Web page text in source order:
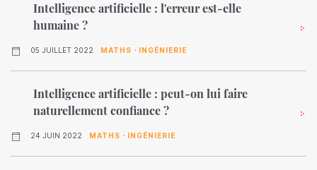
Intelligence artificielle : l'erreur est-elle
humaine ?
05 JUILLET 2022 MATHS・INGÉNIERIE
Intelligence artificielle : peut-on lui faire
naturellement confiance ?
24 JUIN 2022 MATHS・INGÉNIERIE